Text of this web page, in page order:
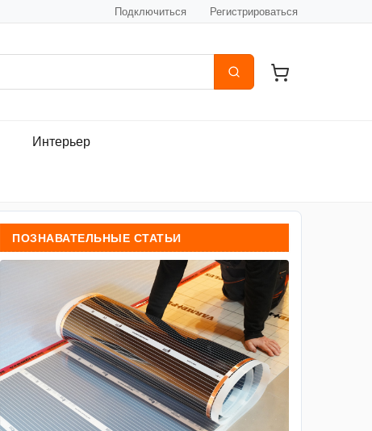
Подключиться Регистрироваться
Интерьер
ПОЗНАВАТЕЛЬНЫЕ СТАТЬИ